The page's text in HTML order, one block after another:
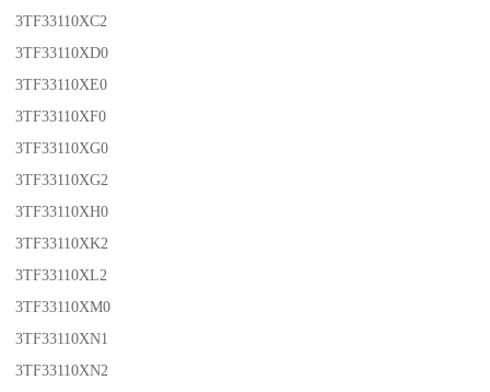
3TF33110XC2
3TF33110XD0
3TF33110XE0
3TF33110XF0
3TF33110XG0
3TF33110XG2
3TF33110XH0
3TF33110XK2
3TF33110XL2
3TF33110XM0
3TF33110XN1
3TF33110XN2